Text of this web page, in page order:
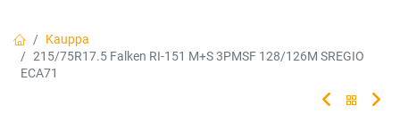
Kauppa
215/75R17.5 Falken RI-151 M+S 3PMSF 128/126M SREGIO
ECA71